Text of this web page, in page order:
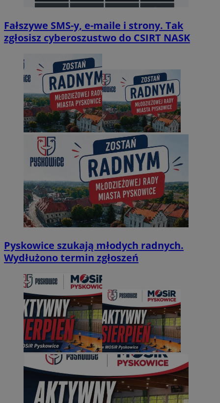
Fałszywe SMS-y, e-maile i strony. Tak
zgłosisz cyberoszustwo do CSIRT NASK
Pyskowice szukają młodych radnych.
Wydłużono termin zgłoszeń